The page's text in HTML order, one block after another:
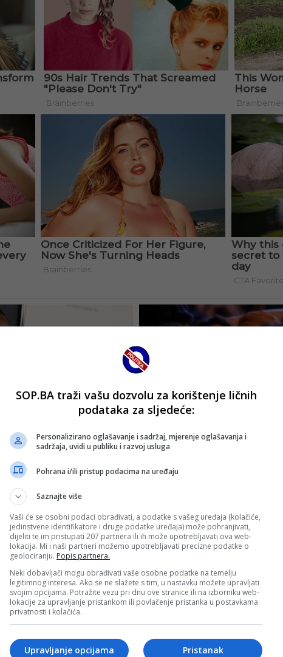
SOP.BA traži vašu dozvolu za korištenje ličnih
podataka za sljedeće:
Personalizirano oglašavanje i sadržaj, mjerenje oglašavanja i
sadržaja, uvidi u publiku i razvoj usluga
Pohrana i/ili pristup podacima na uređaju
Saznajte više
Vaši će se osobni podaci obrađivati, a podatke s vašeg uređaja (kolačiće,
jedinstvene identifikatore i druge podatke uređaja) može pohranjivati,
dijeliti te im pristupati 207 partnera ili ih može upotrebljavati ova web-
lokacija. Mi i naši partneri možemo upotrebljavati precizne podatke o
geolociranju. Popis partnera.
Neki dobavljači mogu obrađivati vaše osobne podatke na temelju
legitimnog interesa. Ako se ne slažete s tim, u nastavku možete upravljati
svojim opcijama. Potražite vezu pri dnu ove stranice ili na izborniku web-
lokacije za upravljanje pristankom ili povlačenje pristanka u postavkama
privatnosti i kolačića.
Pristanak
Upravljanje opcijama